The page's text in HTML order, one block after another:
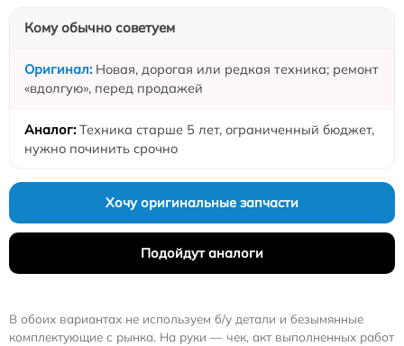
Кому обычно советуем
Новая, дорогая или редкая техника; ремонт
«вдолгую», перед продажей
Техника старше 5 лет, ограниченный бюджет,
нужно починить срочно
Хочу оригинальные запчасти
Подойдут аналоги
В обоих вариантах не используем б/у детали и безымянные
комплектующие с рынка. На руки — чек, акт выполненных работ